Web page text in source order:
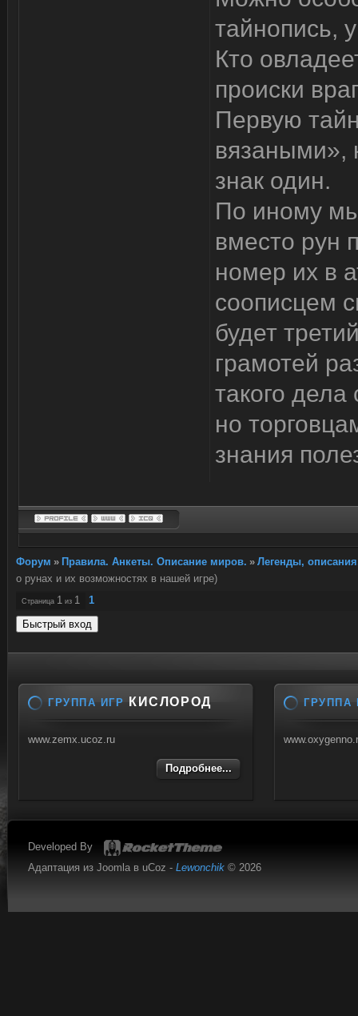
тайнопись,
Кто
происки
Первую
вязаными»,
знак один.
По иному
вместо рун
номер их в
соописцем
будет
грамотей
такого
но
знания
Форум » Правила. Анкеты. Описание миров. » Легенды,
о рунах и их возможностях в нашей игре)
Страница 1 из 1 1
ГРУППА ИГР КИСЛОРОД
www.zemx.ucoz.ru
Подробнее...
ГРУППА
Developed By
Адаптация из Joomla в uCoz - Lewonchik © 2026